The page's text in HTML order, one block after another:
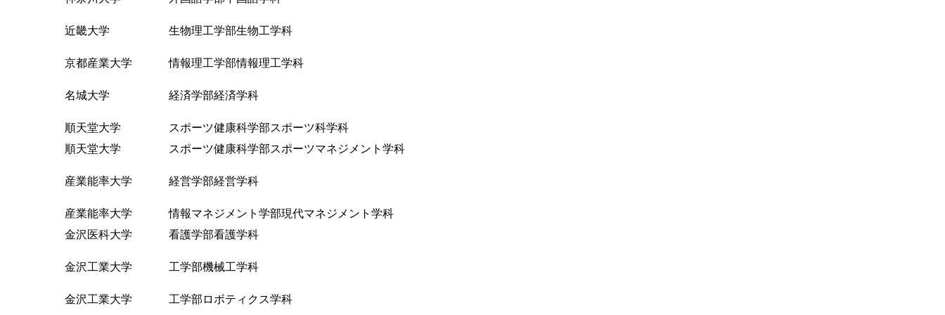
近畿大学 生物理工学部生物工学科
京都産業大学 情報理工学部情報理工学科
名城大学 経済学部経済学科
順天堂大学 スポーツ健康科学部スポーツ科学科
順天堂大学 スポーツ健康科学部スポーツマネジメント学科
産業能率大学 経営学部経営学科
産業能率大学 情報マネジメント学部現代マネジメント学科
金沢医科大学 看護学部看護学科
金沢工業大学 工学部機械工学科
金沢工業大学 工学部ロボティクス学科